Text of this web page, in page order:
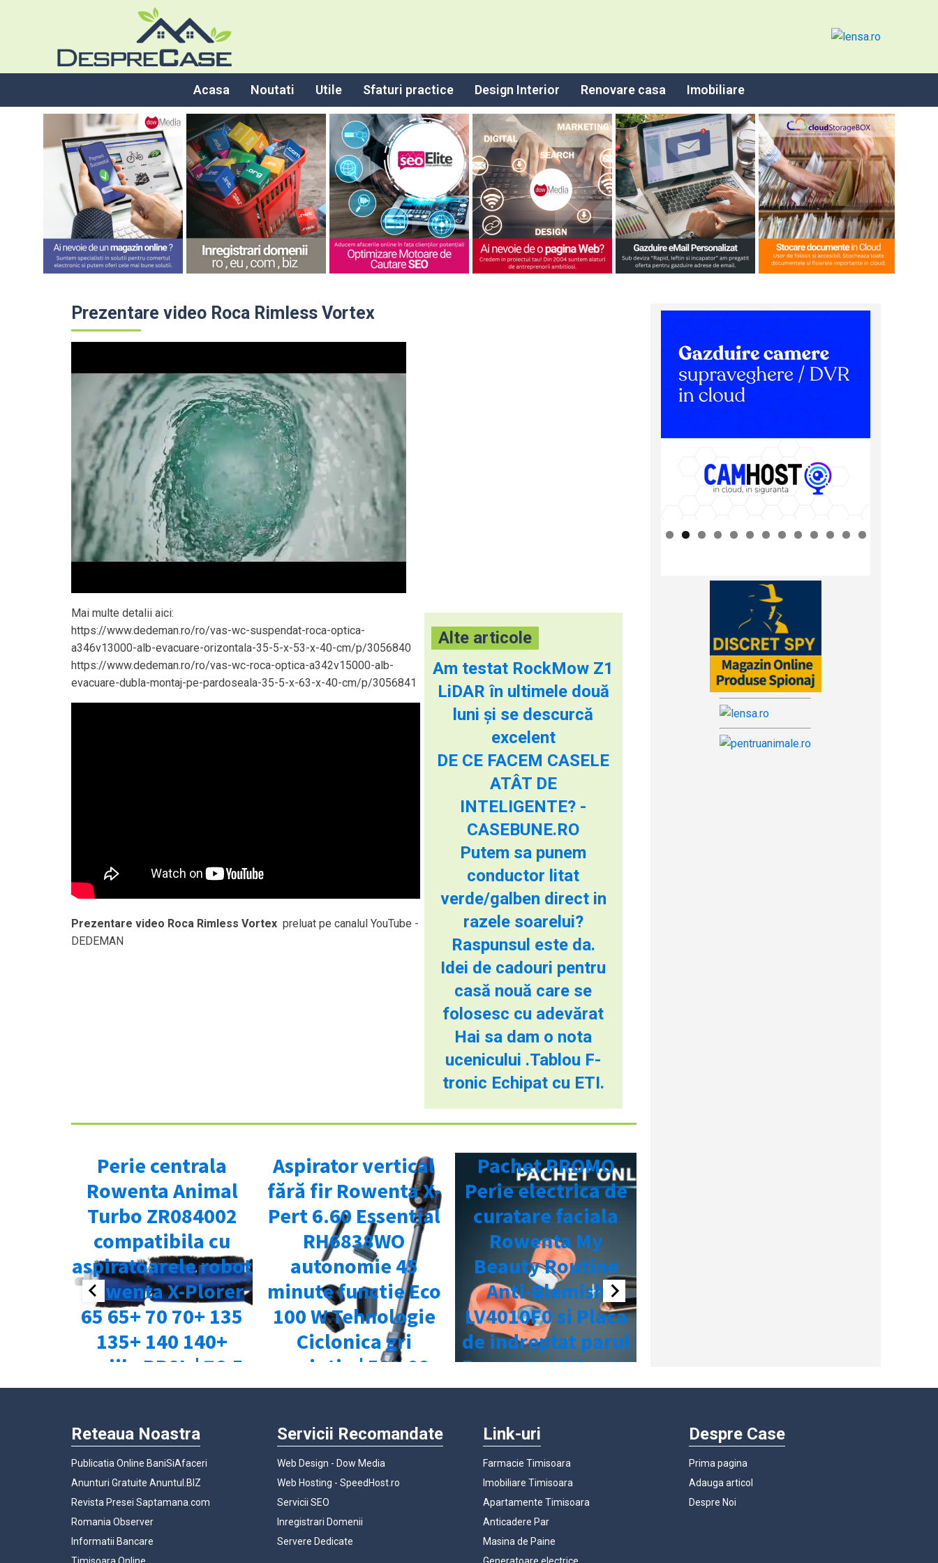
Acasa Noutati Utile Sfaturi practice Design Interior Renovare casa Imobiliare
Prezentare video Roca Rimless Vortex
Mai multe detalii aici:
https://www.dedeman.ro/ro/vas-wc-suspendat-roca-optica-
a346v13000-alb-evacuare-orizontala-35-5-x-53-x-40-cm/p/3056840
https://www.dedeman.ro/ro/vas-wc-roca-optica-a342v15000-alb-
evacuare-dubla-montaj-pe-pardoseala-35-5-x-63-x-40-cm/p/3056841
Prezentare video Roca Rimless Vortex preluat pe canalul YouTube -
DEDEMAN
Alte articole
Am testat RockMow Z1
LiDAR în ultimele două
luni și se descurcă
excelent
DE CE FACEM CASELE
ATÂT DE
INTELIGENTE? -
CASEBUNE.RO
Putem sa punem
conductor litat
verde/galben direct in
razele soarelui?
Raspunsul este da.
Idei de cadouri pentru
casă nouă care se
folosesc cu adevărat
Hai sa dam o nota
ucenicului .Tablou F-
tronic Echipat cu ETI.
Reteaua Noastra
Publicatia Online BaniSiAfaceri
Anunturi Gratuite Anuntul.BIZ
Revista Presei Saptamana.com
Romania Observer
Informatii Bancare
Timisoara Online
Servicii Recomandate
Web Design - Dow Media
Web Hosting - SpeedHost.ro
Servicii SEO
Inregistrari Domenii
Servere Dedicate
Link-uri
Farmacie Timisoara
Imobiliare Timisoara
Apartamente Timisoara
Anticadere Par
Masina de Paine
Generatoare electrice
Despre Case
Prima pagina
Adauga articol
Despre Noi